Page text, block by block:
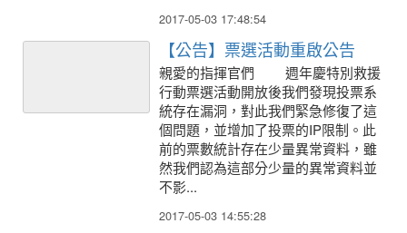
2017-05-03 17:48:54
【公告】票選活動重啟公告
親愛的指揮官們 週年慶特別救援
行動票選活動開放後我們發現投票系
統存在漏洞，對此我們緊急修復了這
個問題，並增加了投票的IP限制。此
前的票數統計存在少量異常資料，雖
然我們認為這部分少量的異常資料並
不影...
2017-05-03 14:55:28